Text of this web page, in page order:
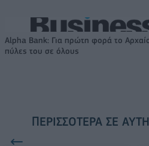
Alpha Bank: Για πρώτη φορά το
πύλες του σε όλους
ΠΕΡΙΣΣΌΤΕΡΑ ΣΕ